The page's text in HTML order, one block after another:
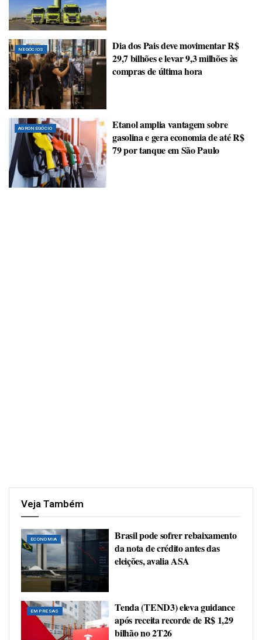
NEGÓCIOS
Dia dos Pais deve movimentar R$
29,7 bilhões e levar 9,3 milhões às
compras de última hora
AGRONEGÓCIO
Etanol amplia vantagem sobre
gasolina e gera economia de até R$
79 por tanque em São Paulo
Veja Também
ECONOMIA
Brasil pode sofrer rebaixamento
da nota de crédito antes das
eleições, avalia ASA
EMPRESAS
Tenda (TEND3) eleva guidance
após receita recorde de R$ 1,29
bilhão no 2T26